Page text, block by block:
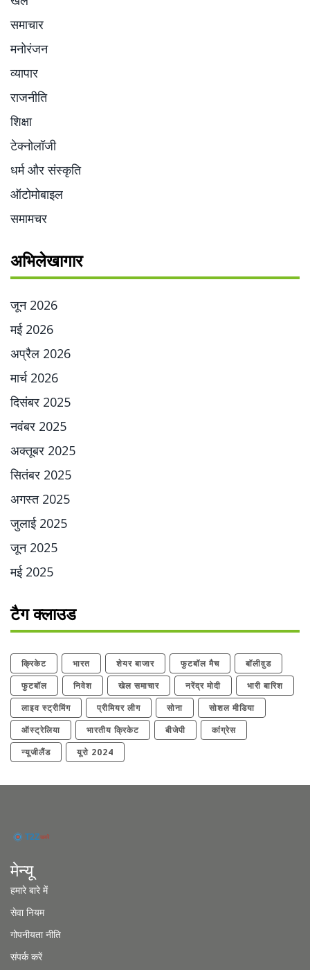
समाचार
मनोरंजन
व्यापार
राजनीति
शिक्षा
टेक्नोलॉजी
धर्म और संस्कृति
ऑटोमोबाइल
समामचर
अभिलेखागार
जून 2026
मई 2026
अप्रैल 2026
मार्च 2026
दिसंबर 2025
नवंबर 2025
अक्तूबर 2025
सितंबर 2025
अगस्त 2025
जुलाई 2025
जून 2025
मई 2025
टैग क्लाउड
क्रिकेट भारत शेयर बाजार फुटबॉल मैच
बॉलीवुड
फुटबॉल
निवेश खेल समाचार नरेंद्र मोदी
भारी बारिश
लाइव स्ट्रीमिंग
प्रीमियर लीग सोना
सोशल मीडिया
ऑस्ट्रेलिया
भारतीय क्रिकेट बीजेपी
कांग्रेस
न्यूजीलैंड
यूरो 2024
मेन्यू
हमारे बारे में
सेवा नियम
गोपनीयता नीति
संपर्क करें